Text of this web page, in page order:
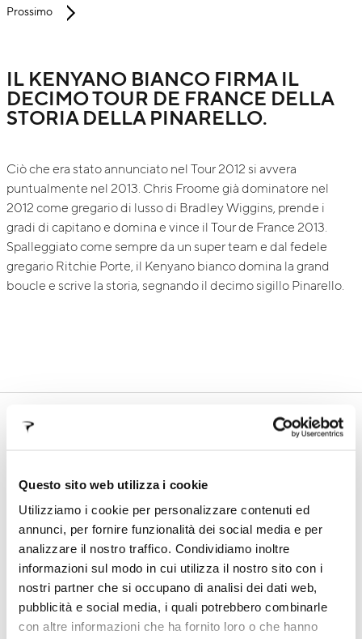
Questo sito web utilizza i cookie
Utilizziamo i cookie per personalizzare contenuti ed
annunci, per fornire funzionalità dei social media e per
analizzare il nostro traffico. Condividiamo inoltre
informazioni sul modo in cui utilizza il nostro sito con i
nostri partner che si occupano di analisi dei dati web,
pubblicità e social media, i quali potrebbero combinarle
con altre informazioni che ha fornito loro o che hanno
Prossimo
IL KENYANO BIANCO FIRMA IL
DECIMO TOUR DE FRANCE DELLA
STORIA DELLA PINARELLO.
Ciò che era stato annunciato nel Tour 2012 si avvera
puntualmente nel 2013. Chris Froome già dominatore nel
2012 come gregario di lusso di Bradley Wiggins, prende i
gradi di capitano e domina e vince il Tour de France 2013.
Spalleggiato come sempre da un super team e dal fedele
gregario Ritchie Porte, il Kenyano bianco domina la grand
boucle e scrive la storia, segnando il decimo sigillo Pinarello.
SUPPORTO
In questa sezione troverai tutte le informazioni sui nostri
garanzia e le procedure di registrazione telaio
GARANZIA FALSI TELAI